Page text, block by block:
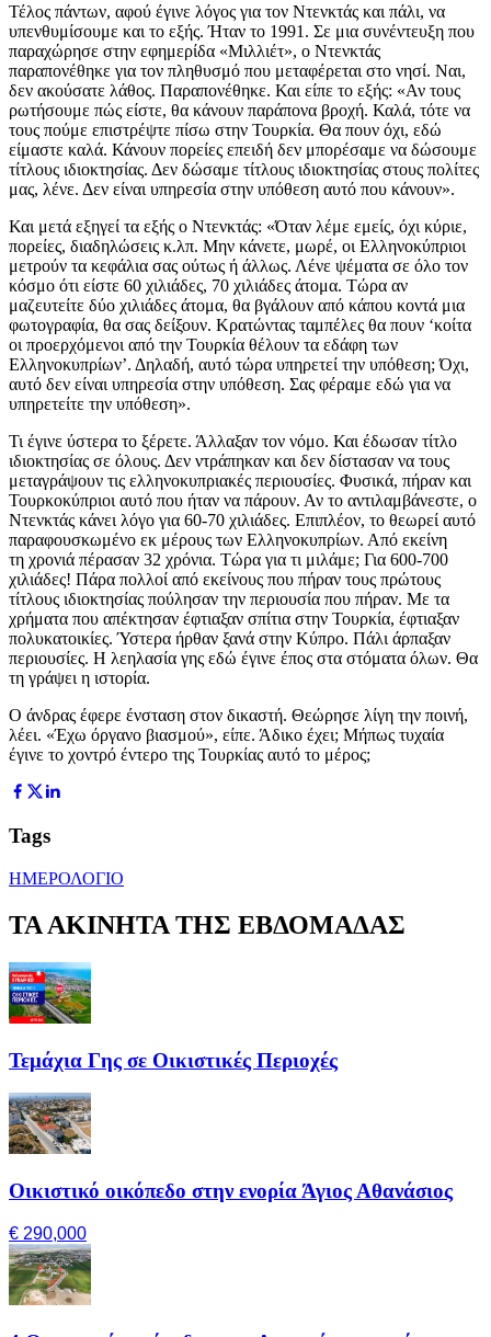
Τέλος πάντων, αφού έγινε λόγος για τον Ντενκτάς και πάλι, να
υπενθυμίσουμε και το εξής. Ήταν το 1991. Σε μια συνέντευξη που
παραχώρησε στην εφημερίδα «Μιλλιέτ», ο Ντενκτάς
παραπονέθηκε για τον πληθυσμό που μεταφέρεται στο νησί. Ναι,
δεν ακούσατε λάθος. Παραπονέθηκε. Και είπε το εξής: «Αν τους
ρωτήσουμε πώς είστε, θα κάνουν παράπονα βροχή. Καλά, τότε να
τους πούμε επιστρέψτε πίσω στην Τουρκία. Θα πουν όχι, εδώ
είμαστε καλά. Κάνουν πορείες επειδή δεν μπορέσαμε να δώσουμε
τίτλους ιδιοκτησίας. Δεν δώσαμε τίτλους ιδιοκτησίας στους πολίτες
μας, λένε. Δεν είναι υπηρεσία στην υπόθεση αυτό που κάνουν».
Και μετά εξηγεί τα εξής ο Ντενκτάς: «Όταν λέμε εμείς, όχι κύριε,
πορείες, διαδηλώσεις κ.λπ. Μην κάνετε, μωρέ, οι Ελληνοκύπριοι
μετρούν τα κεφάλια σας ούτως ή άλλως. Λένε ψέματα σε όλο τον
κόσμο ότι είστε 60 χιλιάδες, 70 χιλιάδες άτομα. Τώρα αν
μαζευτείτε δύο χιλιάδες άτομα, θα βγάλουν από κάπου κοντά μια
φωτογραφία, θα σας δείξουν. Κρατώντας ταμπέλες θα πουν ‘κοίτα
οι προερχόμενοι από την Τουρκία θέλουν τα εδάφη των
Ελληνοκυπρίων’. Δηλαδή, αυτό τώρα υπηρετεί την υπόθεση; Όχι,
αυτό δεν είναι υπηρεσία στην υπόθεση. Σας φέραμε εδώ για να
υπηρετείτε την υπόθεση».
Τι έγινε ύστερα το ξέρετε. Άλλαξαν τον νόμο. Και έδωσαν τίτλο
ιδιοκτησίας σε όλους. Δεν ντράπηκαν και δεν δίστασαν να τους
μεταγράψουν τις ελληνοκυπριακές περιουσίες. Φυσικά, πήραν και
Τουρκοκύπριοι αυτό που ήταν να πάρουν. Αν το αντιλαμβάνεστε, ο
Ντενκτάς κάνει λόγο για 60-70 χιλιάδες. Επιπλέον, το θεωρεί αυτό
παραφουσκωμένο εκ μέρους των Ελληνοκυπρίων. Από εκείνη
τη χρονιά πέρασαν 32 χρόνια. Τώρα για τι μιλάμε; Για 600-700
χιλιάδες! Πάρα πολλοί από εκείνους που πήραν τους πρώτους
τίτλους ιδιοκτησίας πούλησαν την περιουσία που πήραν. Με τα
χρήματα που απέκτησαν έφτιαξαν σπίτια στην Τουρκία, έφτιαξαν
πολυκατοικίες. Ύστερα ήρθαν ξανά στην Κύπρο. Πάλι άρπαξαν
περιουσίες. Η λεηλασία γης εδώ έγινε έπος στα στόματα όλων. Θα
τη γράψει η ιστορία.
Ο άνδρας έφερε ένσταση στον δικαστή. Θεώρησε λίγη την ποινή,
λέει. «Έχω όργανο βιασμού», είπε. Άδικο έχει; Μήπως τυχαία
έγινε το χοντρό έντερο της Τουρκίας αυτό το μέρος;
Tags
ΗΜΕΡΟΛΟΓΙΟ
ΤΑ ΑΚΙΝΗΤΑ ΤΗΣ ΕΒΔΟΜΑΔΑΣ
Τεμάχια Γης σε Οικιστικές Περιοχές
Οικιστικό οικόπεδο στην ενορία Άγιος Αθανάσιος
€ 290,000